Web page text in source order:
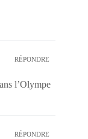
RÉPONDRE
l’Olympe
RÉPONDRE